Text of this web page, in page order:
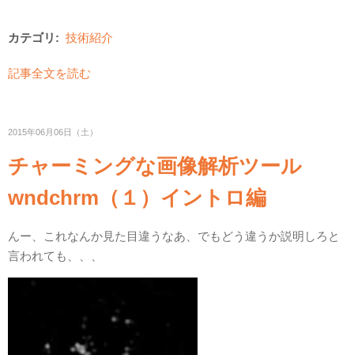
カテゴリ: 技術紹介
記事全文を読む
2015年06月06日（土）
チャーミングな画像解析ツール
wndchrm（１）イントロ編
んー、これなんか見た目違うなあ、でもどう違うか説明しろと
言われても、、、